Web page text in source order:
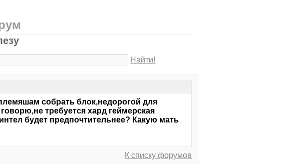
Найти!
собрать блок,недорогой для
требуется хард геймерская
будет предпочтительнее? Какую мать
К списку форумов